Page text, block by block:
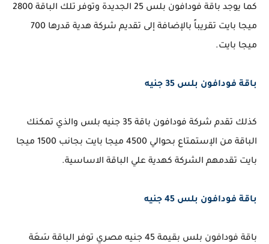
كما يوجد باقة فودافون بلس 25 الجديدة وتوفر تلك الباقة 2800
ميجا بايت تقريباً بالإضافة إلى تقديم شركة هدية قدرها 700
ميجا بايت.
باقة فودافون بلس 35 جنيه
كذلك تقدم شركة فودافون باقة 35 جنيه بلس والذي تمكنك
الباقة من الإستمتاع بحوالي 4500 ميجا بايت بجانب 1500 ميجا
بايت تقدمهم الشركة كهدية علي الباقة الاساسية.
باقة فودافون بلس 45 جنيه
باقة فودافون بلس بقيمة 45 جنيه مصري توفر الباقة سَعَة